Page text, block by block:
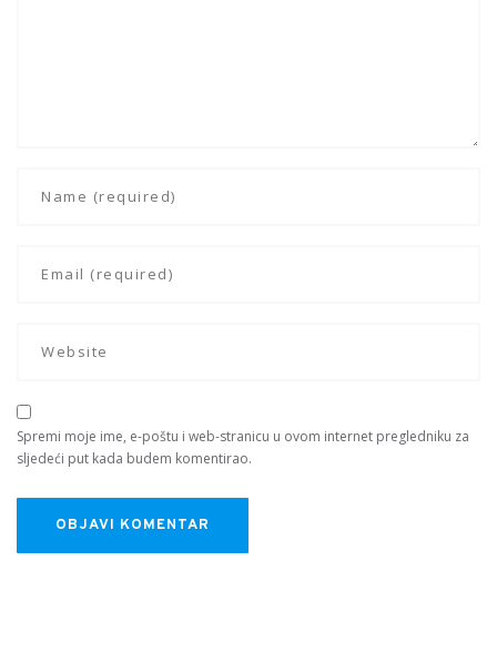
Spremi moje ime, e-poštu i web-stranicu u ovom internet pregledniku za
sljedeći put kada budem komentirao.